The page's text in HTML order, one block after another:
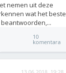
nemen uit deze
wat het beste
10
komentara